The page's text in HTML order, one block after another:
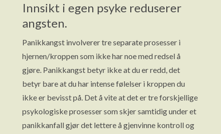
Innsikt i egen psyke reduserer
angsten.
Panikkangst involverer tre separate prosesser i
hjernen/kroppen som ikke har noe med redsel å
gjøre. Panikkangst betyr ikke at du er redd, det
betyr bare at du har intense følelser i kroppen du
ikke er bevisst på. Det å vite at det er tre forskjellige
psykologiske prosesser som skjer samtidig under et
panikkanfall gjør det lettere å gjenvinne kontroll og